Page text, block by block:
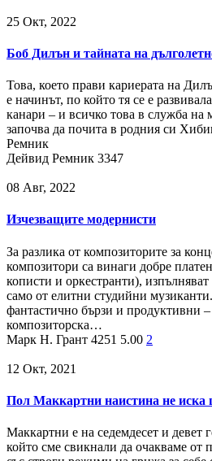
25 Окт, 2022
Боб Дилън и тайната на
Това, което прави кариерата на
е начинът, по който тя се е
канари – и всичко това в служба на
започва да почита в родния си
Ремник
Дейвид Ремник 3347
08 Авг, 2022
Изчезващите модернисти
За разлика от композиторите за
композитори са винаги добре
кописти и оркестранти), изпълняват
само от елитни студийни
фантастично бързи и продуктивни –
композиторска…
Марк Н. Грант 4251 5.00 2
12 Окт, 2021
Пол Маккартни наистина не иска
Маккартни е на седемдесет и девет
който сме свикнали да очакваме от